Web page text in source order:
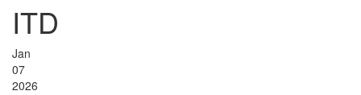
ITD
Jan
07
2026